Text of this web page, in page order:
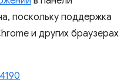
поскольку поддержка
и других браузерах